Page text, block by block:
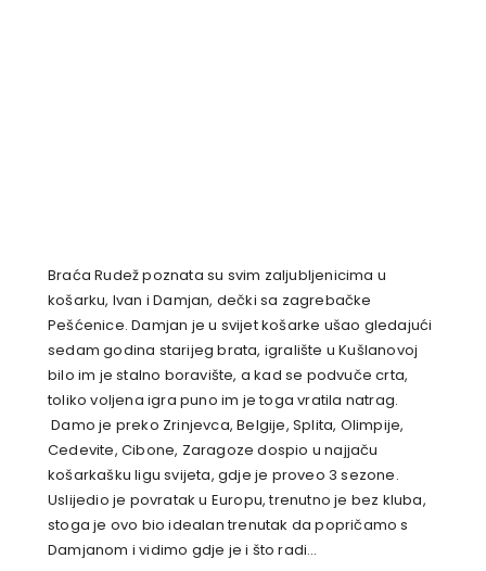
Braća Rudež poznata su svim zaljubljenicima u
košarku, Ivan i Damjan, dečki sa zagrebačke
Pešćenice. Damjan je u svijet košarke ušao gledajući
sedam godina starijeg brata, igralište u Kušlanovoj
bilo im je stalno boravište, a kad se podvuče crta,
toliko voljena igra puno im je toga vratila natrag.
Damo je preko Zrinjevca, Belgije, Splita, Olimpije,
Cedevite, Cibone, Zaragoze dospio u najjaču
košarkašku ligu svijeta, gdje je proveo 3 sezone.
Uslijedio je povratak u Europu, trenutno je bez kluba,
stoga je ovo bio idealan trenutak da popričamo s
Damjanom i vidimo gdje je i što radi…